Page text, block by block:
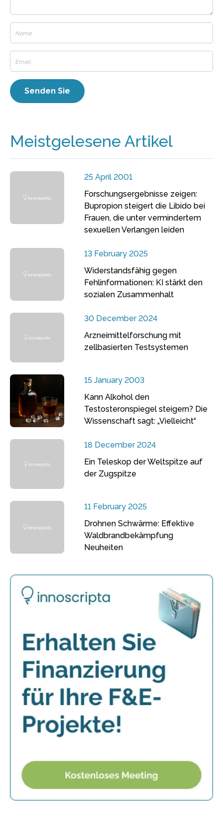
Meistgelesene Artikel
25 April 2001
Forschungsergebnisse zeigen:
Bupropion steigert die Libido bei
Frauen, die unter vermindertem
sexuellen Verlangen leiden
13 February 2025
Widerstandsfähig gegen
Fehlinformationen: KI stärkt den
sozialen Zusammenhalt
30 December 2024
Arzneimittelforschung mit
zellbasierten Testsystemen
15 January 2003
Kann Alkohol den
Testosteronspiegel steigern? Die
Wissenschaft sagt: „Vielleicht“
18 December 2024
Ein Teleskop der Weltspitze auf
der Zugspitze
11 February 2025
Drohnen Schwärme: Effektive
Waldbrandbekämpfung
Neuheiten